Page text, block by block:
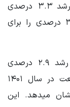
بخش منفی شد و نهایتاً آمار بانک مرکزی رشد ۳.۳ درصدی
و حساب‌های ملی مرکز آمار ایران رشد ۳.۱ درصدی را برای
بخش صنعت در سه ماهه اول ۱۴۰۱ با رشد ۲.۹ درصدی
مواجه شده است. عملکرد زیربخشهای صنعت در سال ۱۴۰۱
میدهد. این